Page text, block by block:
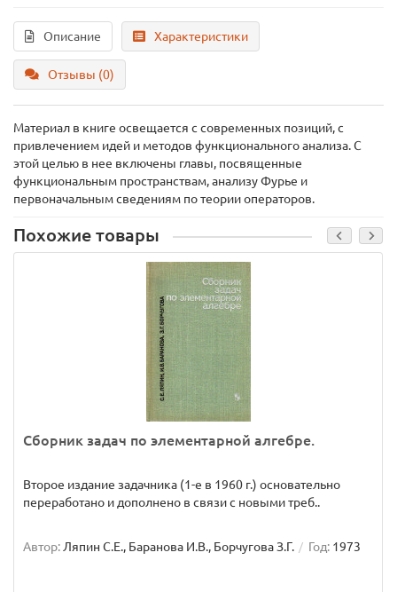
Описание Характеристики
Отзывы (0)
Материал в книге освещается с современных позиций, с
привлечением идей и методов функционального анализа. С
этой целью в нее включены главы, посвященные
функциональным пространствам, анализу Фурье и
первоначальным сведениям по теории операторов.
Похожие товары
Сборник задач по элементарной алгебре.
Второе издание задачника (1-е в 1960 г.) основательно
переработано и дополнено в связи с новыми треб..
Автор: Ляпин С.Е., Баранова И.В., Борчугова З.Г. Год: 1973